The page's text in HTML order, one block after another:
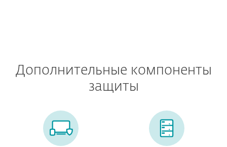
Дополнительные компоненты
защиты